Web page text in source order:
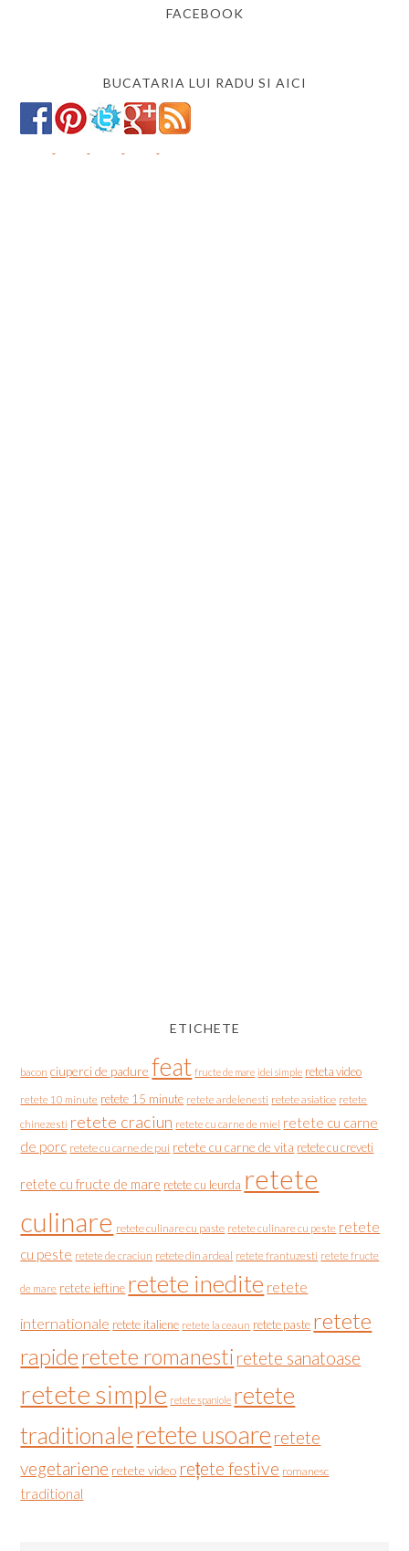
FACEBOOK
BUCATARIA LUI RADU SI AICI
ETICHETE
bacon ciuperci de padure feat fructe de mare idei simple reteta video
retete 10 minute retete 15 minute retete ardelenesti retete asiatice retete
chinezesti retete craciun retete cu carne de miel retete cu carne
de porc retete cu carne de pui retete cu carne de vita retete cu creveti
retete cu fructe de mare retete cu leurda retete
culinare retete culinare cu paste retete culinare cu peste retete
cu peste retete de craciun retete din ardeal retete frantuzesti retete fructe
de mare retete ieftine retete inedite retete
internationale retete italiene retete la ceaun retete paste retete
rapideretete romanesti retete sanatoase
retete simple retete spaniole retete
traditionaleretete usoare retete
vegetariene retete video rețete festive romanesc
traditional